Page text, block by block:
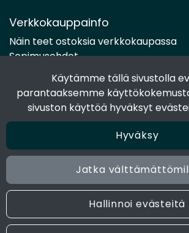
Käytämme tällä sivustolla
parantaaksemme
sivuston käyttöä hyväksyt
Hyväksy
Jatka
Hallinnoi evästeitä
Verkkokauppainfo
Näin teet ostoksia verkkokaupassa
Sopimusehdot
Toimitustavat
Maksutavat
Tietosuojaseloste
Seuraa sosiaalisessa mediassa
Facebook
Instagram